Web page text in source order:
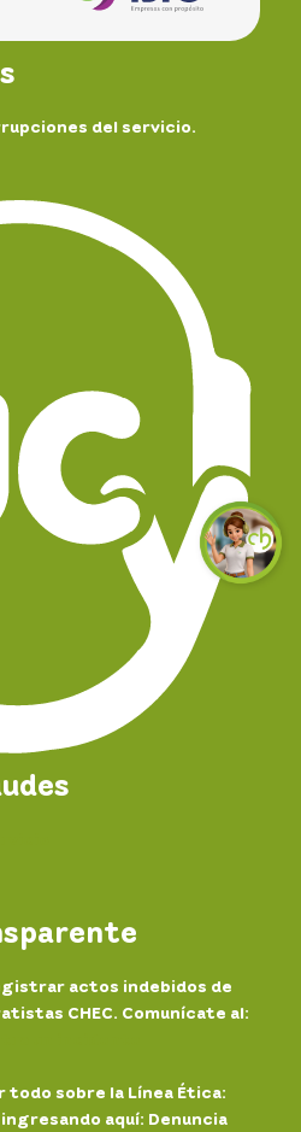
del servicio.
actos indebidos de
CHEC. Comunícate al:
todo sobre la Línea Ética:
aquí: Denuncia